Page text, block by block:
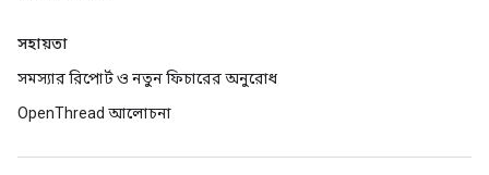
সহায়তা
সমস্যার রিপোর্ট ও নতুন ফিচারের অনুরোধ
OpenThread আলোচনা